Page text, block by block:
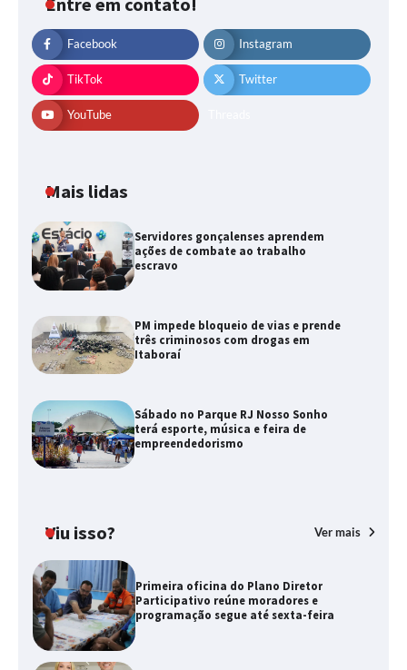
Entre em contato!
Facebook Instagram
TikTok Twitter
YouTube
Mais lidas
Servidores gonçalenses aprendem
ações de combate ao trabalho
escravo
PM impede bloqueio de vias e prende
três criminosos com drogas em
Itaboraí
Sábado no Parque RJ Nosso Sonho
terá esporte, música e feira de
empreendedorismo
Viu isso? Ver mais
Primeira oficina do Plano Diretor
Participativo reúne moradores e
programação segue até sexta-feira